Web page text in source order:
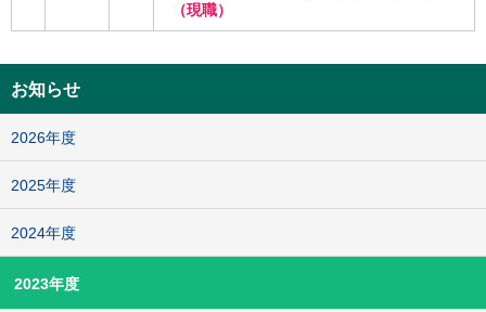
（現職）
お知らせ
2026年度
2025年度
2024年度
2023年度